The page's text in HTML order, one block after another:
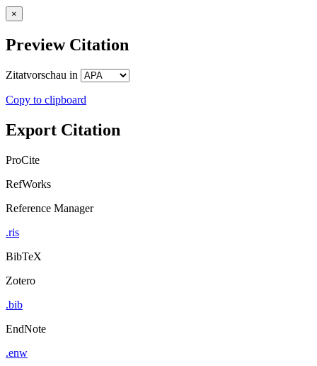
×
Preview Citation
Zitatvorschau in
Copy to clipboard
Export Citation
ProCite
RefWorks
Reference Manager
.ris
BibTeX
Zotero
.bib
EndNote
.enw